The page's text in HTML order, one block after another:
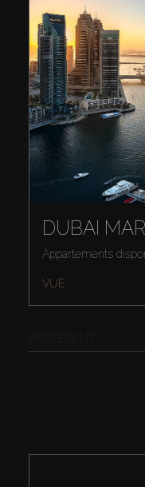
DUBAI
Appartements
VUE